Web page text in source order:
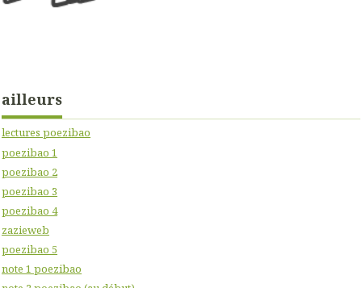
ailleurs
lectures poezibao
poezibao 1
poezibao 2
poezibao 3
poezibao 4
zazieweb
poezibao 5
note 1 poezibao